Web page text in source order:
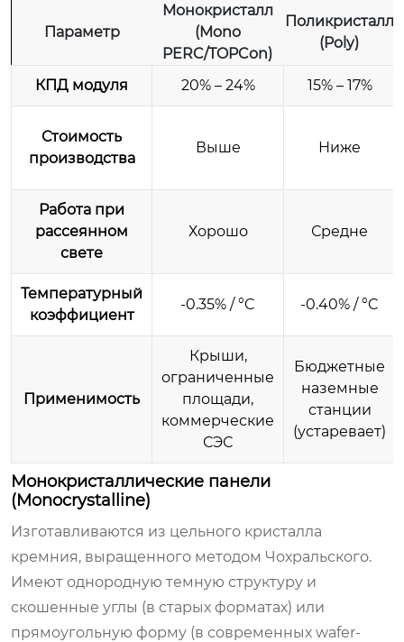
Параметр
Монокристалл
(Mono
PERC/TOPCon)
Поликристалл
(Poly)
КПД модуля 20% – 24% 15% – 17%
Стоимость
производства
Выше Ниже
Работа при
рассеянном
свете
Хорошо Средне
Температурный
коэффициент
-0.35% / °C -0.40% / °C
Применимость
Крыши,
ограниченные
площади,
коммерческие
СЭС
Бюджетные
наземные
станции
(устаревает)
Монокристаллические панели
(Monocrystalline)
Изготавливаются из цельного кристалла
кремния, выращенного методом Чохральского.
Имеют однородную темную структуру и
скошенные углы (в старых форматах) или
прямоугольную форму (в современных wafer-